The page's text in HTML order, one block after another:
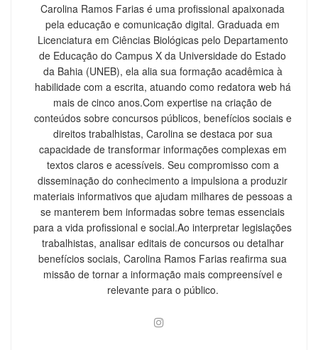
Carolina Ramos Farias é uma profissional apaixonada
pela educação e comunicação digital. Graduada em
Licenciatura em Ciências Biológicas pelo Departamento
de Educação do Campus X da Universidade do Estado
da Bahia (UNEB), ela alia sua formação acadêmica à
habilidade com a escrita, atuando como redatora web há
mais de cinco anos.Com expertise na criação de
conteúdos sobre concursos públicos, benefícios sociais e
direitos trabalhistas, Carolina se destaca por sua
capacidade de transformar informações complexas em
textos claros e acessíveis. Seu compromisso com a
disseminação do conhecimento a impulsiona a produzir
materiais informativos que ajudam milhares de pessoas a
se manterem bem informadas sobre temas essenciais
para a vida profissional e social.Ao interpretar legislações
trabalhistas, analisar editais de concursos ou detalhar
benefícios sociais, Carolina Ramos Farias reafirma sua
missão de tornar a informação mais compreensível e
relevante para o público.